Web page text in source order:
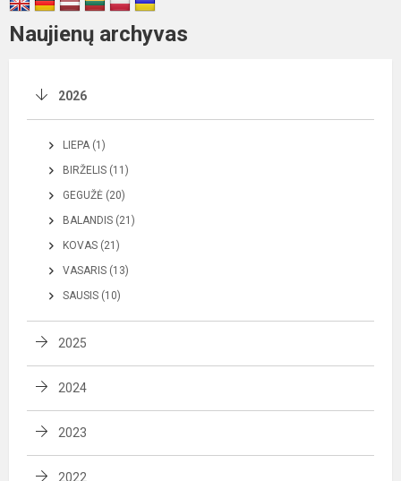
Naujienų archyvas
2026
LIEPA (1)
BIRŽELIS (11)
GEGUŽĖ (20)
BALANDIS (21)
KOVAS (21)
VASARIS (13)
SAUSIS (10)
2025
2024
2023
2022